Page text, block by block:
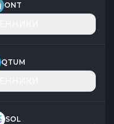
ONT
QTUM
SOL